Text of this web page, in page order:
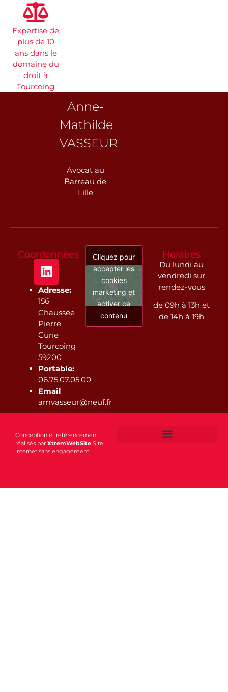
Expertise de
plus de 10
ans dans le
domaine du
droit à
Tourcoing
Anne-
Mathilde
VASSEUR
Avocat au
Barreau de
Lille
Coordonnées
Adresse:
156
Chaussée
Pierre
Curie
Tourcoing
59200
Portable:
06.75.07.05.00
Email
amvasseur@neuf.fr
Cliquez pour
accepter les
cookies
marketing et
activer ce
contenu
Horaires
Du lundi au
vendredi sur
rendez-vous
de 09h à 13h et
de 14h à 19h
Conception et référencement
réalisés par XtremWebSite Site
internet sans engagement.